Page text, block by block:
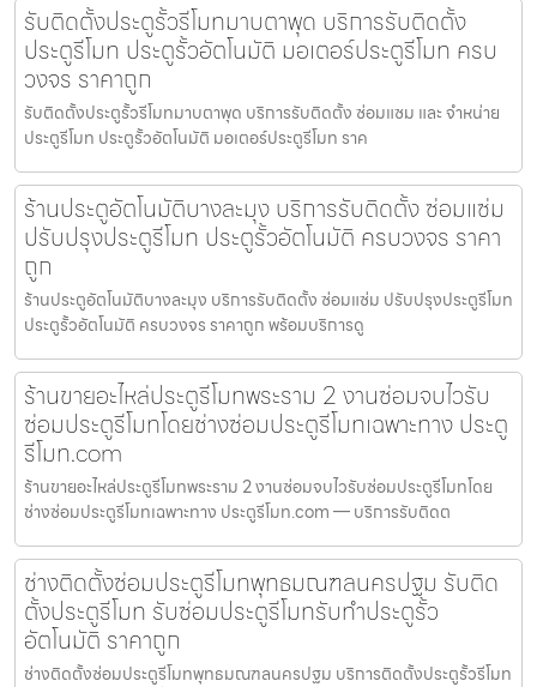
รับติดตั้งประตูรั้วรีโมทมาบตาพุด บริการรับติดตั้ง
ประตูรีโมท ประตูรั้วอัตโนมัติ มอเตอร์ประตูรีโมท ครบ
วงจร ราคาถูก
รับติดตั้งประตูรั้วรีโมทมาบตาพุด บริการรับติดตั้ง ซ่อมแซม และ จำหน่าย
ประตูรีโมท ประตูรั้วอัตโนมัติ มอเตอร์ประตูรีโมท ราค
ร้านประตูอัตโนมัติบางละมุง บริการรับติดตั้ง ซ่อมแซ่ม
ปรับปรุงประตูรีโมท ประตูรั้วอัตโนมัติ ครบวงจร ราคา
ถูก
ร้านประตูอัตโนมัติบางละมุง บริการรับติดตั้ง ซ่อมแซ่ม ปรับปรุงประตูรีโมท
ประตูรั้วอัตโนมัติ ครบวงจร ราคาถูก พร้อมบริการดู
ร้านขายอะไหล่ประตูรีโมทพระราม 2 งานซ่อมจบไวรับ
ซ่อมประตูรีโมทโดยช่างซ่อมประตูรีโมทเฉพาะทาง ประตู
รีโมท.com
ร้านขายอะไหล่ประตูรีโมทพระราม 2 งานซ่อมจบไวรับซ่อมประตูรีโมทโดย
ช่างซ่อมประตูรีโมทเฉพาะทาง ประตูรีโมท.com — บริการรับติดต
ช่างติดตั้งซ่อมประตูรีโมทพุทธมณฑลนครปฐม รับติด
ตั้งประตูรีโมท รับซ่อมประตูรีโมทรับทำประตูรั้ว
อัตโนมัติ ราคาถูก
ช่างติดตั้งซ่อมประตูรีโมทพุทธมณฑลนครปฐม บริการติดตั้งประตูรั้วรีโมท